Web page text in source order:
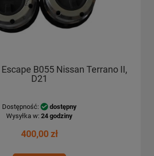
Escape B055 Nissan Terrano II,
D21
Dostępność:
dostępny
Wysyłka w: 24 godziny
400,00 zł